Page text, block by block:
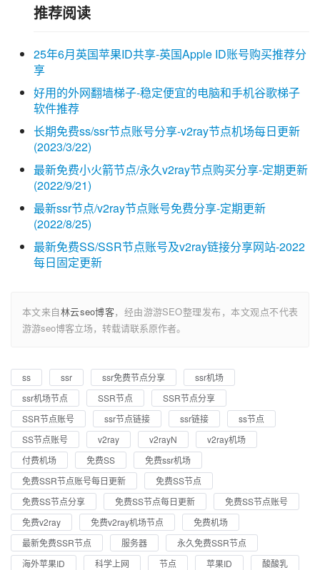
推荐阅读
25年6月英国苹果ID共享-英国Apple ID账号购买推荐分
享
好用的外网翻墙梯子-稳定便宜的电脑和手机谷歌梯子
软件推荐
长期免费ss/ssr节点账号分享-v2ray节点机场每日更新
(2023/3/22)
最新免费小火箭节点/永久v2ray节点购买分享-定期更新
(2022/9/21)
最新ssr节点/v2ray节点账号免费分享-定期更新
(2022/8/25)
最新免费SS/SSR节点账号及v2ray链接分享网站-2022
每日固定更新
本文来自林云seo博客，经由游游SEO整理发布，本文观点不代表
游游seo博客立场，转载请联系原作者。
ss ssr ssr免费节点分享
ssr机场
ssr机场节点
SSR节点
SSR节点分享
SSR节点账号
ssr节点链接 ssr链接
ss节点
SS节点账号
v2ray v2rayN
v2ray机场
付费机场
免费SS
免费ssr机场
免费SSR节点账号每日更新
免费SS节点
免费SS节点分享
免费SS节点每日更新
免费SS节点账号
免费v2ray
免费v2ray机场节点
免费机场
最新免费SSR节点
服务器
永久免费SSR节点
海外苹果ID
科学上网 节点 苹果ID
酸酸乳